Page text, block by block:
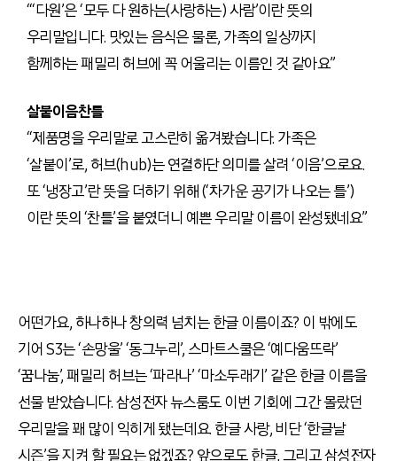
“‘다원’은 ‘모두 다 원하는(사랑하는) 사람’이란 뜻의
우리말입니다. 맛있는 음식은 물론, 가족의 일상까지
함께하는 패밀리 허브에 꼭 어울리는 이름인 것 같아요”
살붙이음찬틀
“제품명을 우리말로 고스란히 옮겨봤습니다. 가족은
‘살붙이’로, 허브(hub)는 연결하단 의미를 살려 ‘이음’으로요.
또 ‘냉장고’란 뜻을 더하기 위해 (‘차가운 공기가 나오는 틀’)
이란 뜻의 ‘찬틀’을 붙였더니 예쁜 우리말 이름이 완성됐네요”
어떤가요, 하나하나 창의력 넘치는 한글 이름이죠? 이 밖에도
기어 S3는 ‘손망울’ ‘동그누리’, 스마트스쿨은 ‘예다움뜨락’
‘꿈나눔’, 패밀리 허브는 ‘파라나’ ‘마소두래기’ 같은 한글 이름을
선물 받았습니다. 삼성전자 뉴스룸도 이번 기회에 그간 몰랐던
우리말을 꽤 많이 익히게 됐는데요. 한글 사랑, 비단 ‘한글날
시즌’을 지켜 할 필요는 없겠죠? 앞으로도 한글, 그리고 삼성전자